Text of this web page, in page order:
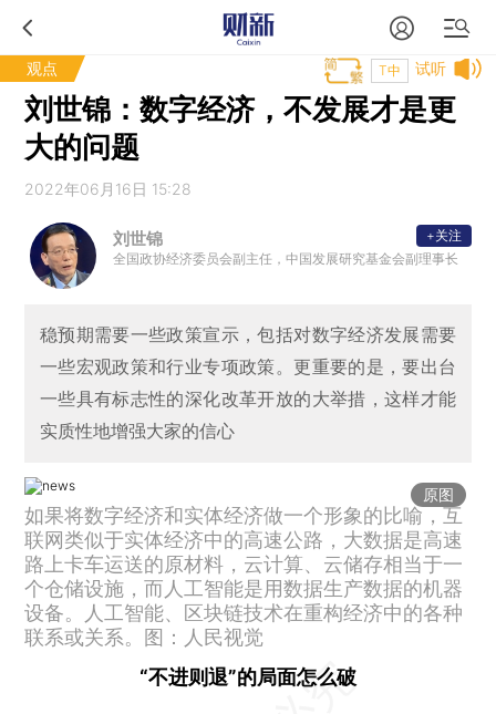
观点 试听
T中
刘世锦：数字经济，不发展才是更
大的问题
2022年06月16日 15:28
刘世锦
全国政协经济委员会副主任，中国发展研究基金会副理事长
+关注
稳预期需要一些政策宣示，包括对数字经济发展需要
一些宏观政策和行业专项政策。更重要的是，要出台
一些具有标志性的深化改革开放的大举措，这样才能
实质性地增强大家的信心
原图
如果将数字经济和实体经济做一个形象的比喻，互
联网类似于实体经济中的高速公路，大数据是高速
路上卡车运送的原材料，云计算、云储存相当于一
个仓储设施，而人工智能是用数据生产数据的机器
设备。人工智能、区块链技术在重构经济中的各种
联系或关系。图：人民视觉
“不进则退”的局面怎么破